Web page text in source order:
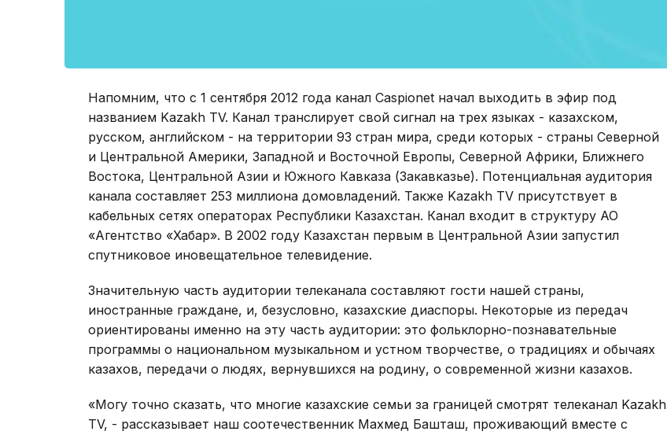
Напомним, что с 1 сентября 2012 года канал Caspionet начал выходить в эфир под
названием Kazakh TV. Канал транслирует свой сигнал на трех языках - казахском,
русском, английском - на территории 93 стран мира, среди которых - страны Северной
и Центральной Америки, Западной и Восточной Европы, Северной Африки, Ближнего
Востока, Центральной Азии и Южного Кавказа (Закавказье). Потенциальная аудитория
канала составляет 253 миллиона домовладений. Также Kazakh TV присутствует в
кабельных сетях операторах Республики Казахстан. Канал входит в структуру АО
«Агентство «Хабар». В 2002 году Казахстан первым в Центральной Азии запустил
спутниковое иновещательное телевидение.
Значительную часть аудитории телеканала составляют гости нашей страны,
иностранные граждане, и, безусловно, казахские диаспоры. Некоторые из передач
ориентированы именно на эту часть аудитории: это фольклорно-познавательные
программы о национальном музыкальном и устном творчестве, о традициях и обычаях
казахов, передачи о людях, вернувшихся на родину, о современной жизни казахов.
«Могу точно сказать, что многие казахские семьи за границей смотрят телеканал Kazakh
TV, - рассказывает наш соотечественник Махмед Башташ, проживающий вместе с